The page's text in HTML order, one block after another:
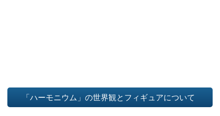
「ハーモニウム」の世界観とフィギュアについて